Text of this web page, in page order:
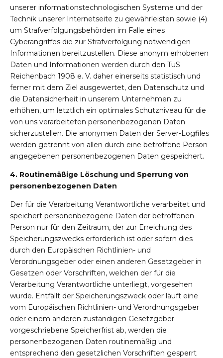
unserer informationstechnologischen Systeme und der
Technik unserer Internetseite zu gewährleisten sowie (4)
um Strafverfolgungsbehörden im Falle eines
Cyberangriffes die zur Strafverfolgung notwendigen
Informationen bereitzustellen. Diese anonym erhobenen
Daten und Informationen werden durch den TuS
Reichenbach 1908 e. V. daher einerseits statistisch und
ferner mit dem Ziel ausgewertet, den Datenschutz und
die Datensicherheit in unserem Unternehmen zu
erhöhen, um letztlich ein optimales Schutzniveau für die
von uns verarbeiteten personenbezogenen Daten
sicherzustellen. Die anonymen Daten der Server-Logfiles
werden getrennt von allen durch eine betroffene Person
angegebenen personenbezogenen Daten gespeichert.
4. Routinemäßige Löschung und Sperrung von
personenbezogenen Daten
Der für die Verarbeitung Verantwortliche verarbeitet und
speichert personenbezogene Daten der betroffenen
Person nur für den Zeitraum, der zur Erreichung des
Speicherungszwecks erforderlich ist oder sofern dies
durch den Europäischen Richtlinien- und
Verordnungsgeber oder einen anderen Gesetzgeber in
Gesetzen oder Vorschriften, welchen der für die
Verarbeitung Verantwortliche unterliegt, vorgesehen
wurde. Entfällt der Speicherungszweck oder läuft eine
vom Europäischen Richtlinien- und Verordnungsgeber
oder einem anderen zuständigen Gesetzgeber
vorgeschriebene Speicherfrist ab, werden die
personenbezogenen Daten routinemäßig und
entsprechend den gesetzlichen Vorschriften gesperrt